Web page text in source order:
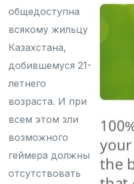
общедоступна
всякому жильцу
Казахстана,
добившемуся 21-
летнего
возраста. И при
всем этом зли
возможного
геймера должны
отсутствовать